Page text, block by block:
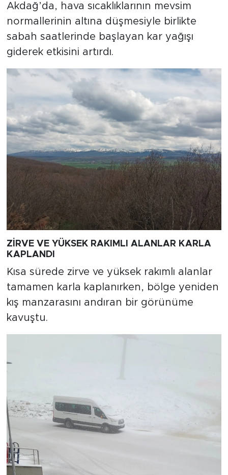
Akdağ’da, hava sıcaklıklarının mevsim
normallerinin altına düşmesiyle birlikte
sabah saatlerinde başlayan kar yağışı
giderek etkisini artırdı.
ZİRVE VE YÜKSEK RAKIMLI ALANLAR KARLA
KAPLANDI
Kısa sürede zirve ve yüksek rakımlı alanlar
tamamen karla kaplanırken, bölge yeniden
kış manzarasını andıran bir görünüme
kavuştu.